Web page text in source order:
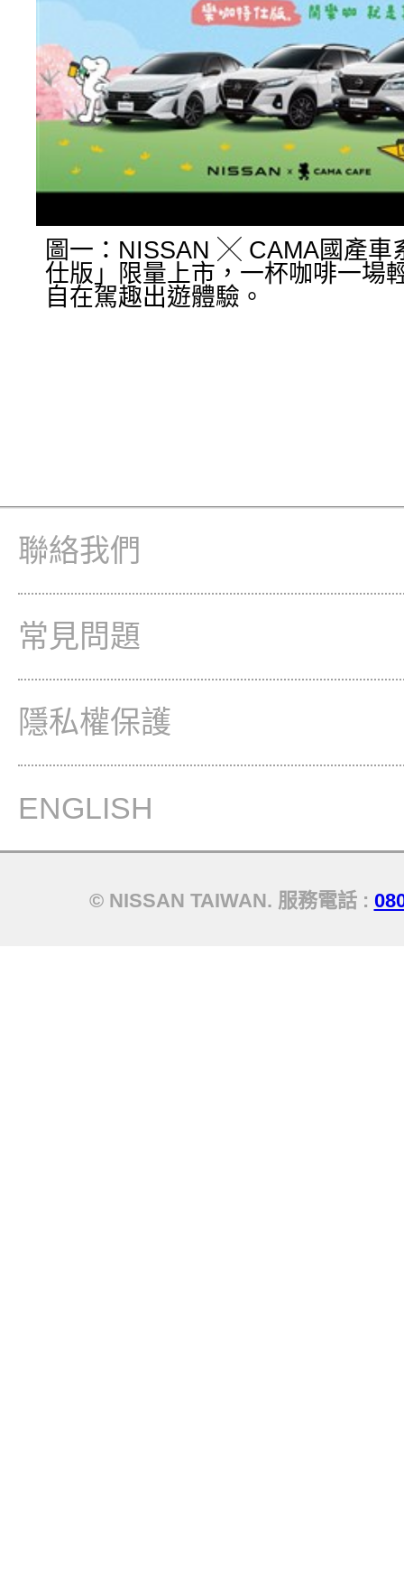
圖一：NISSAN ╳ CAMA國產車
仕版」限量上市，一杯咖啡一場
自在駕趣出遊體驗。
聯絡我們
常見問題
隱私權保護
ENGLISH
© NISSAN TAIWAN. 服務電話 :